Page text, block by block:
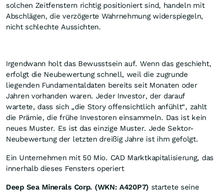
solchen Zeitfenstern richtig positioniert sind, handeln mit
Abschlägen, die verzögerte Wahrnehmung widerspiegeln,
nicht schlechte Aussichten.
Irgendwann holt das Bewusstsein auf. Wenn das geschieht,
erfolgt die Neubewertung schnell, weil die zugrunde
liegenden Fundamentaldaten bereits seit Monaten oder
Jahren vorhanden waren. Jeder Investor, der darauf
wartete, dass sich „die Story offensichtlich anfühlt“, zahlt
die Prämie, die frühe Investoren einsammeln. Das ist kein
neues Muster. Es ist das einzige Muster. Jede Sektor-
Neubewertung der letzten dreißig Jahre ist ihm gefolgt.
Ein Unternehmen mit 50 Mio. CAD Marktkapitalisierung, das
innerhalb dieses Fensters operiert
Deep Sea Minerals Corp. (WKN: A420P7) startete seine